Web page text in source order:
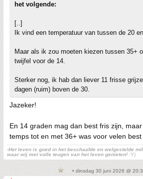
het volgende:
[..]
Ik vind een temperatuur van tussen de 20
Maar als ik zou moeten kiezen tussen 35+
twijfel voor de 14.
Sterker nog, ik hab dan liever 11 frisse
dagen (ruim) boven de 30.
Jazeker!
En 14 graden mag dan best fris zijn,
temps tot en met 36+ was voor velen
-Het leven is goed in het beschaafde en welgestelde
waar wij met volle teugen van het leven genieten! :Y)
• dinsdag 30 juni 2026 @